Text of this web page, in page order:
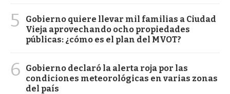
5
Gobierno quiere llevar mil familias a Ciudad
Vieja aprovechando ocho propiedades
públicas: ¿cómo es el plan del MVOT?
6
Gobierno declaró la alerta roja por las
condiciones meteorológicas en varias zonas
del país